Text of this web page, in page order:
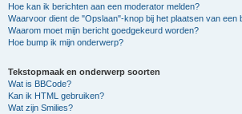
Hoe kan ik berichten aan een moderator melden?
Waarvoor dient de "Opslaan"-knop bij het plaatsen van een
Waarom moet mijn bericht goedgekeurd worden?
Hoe bump ik mijn onderwerp?
Tekstopmaak en onderwerp soorten
Wat is BBCode?
Kan ik HTML gebruiken?
Wat zijn Smilies?